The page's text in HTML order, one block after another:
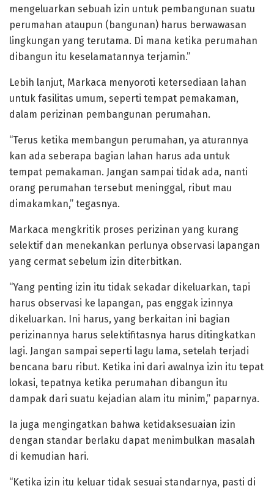
mengeluarkan sebuah izin untuk pembangunan suatu
perumahan ataupun (bangunan) harus berwawasan
lingkungan yang terutama. Di mana ketika perumahan
dibangun itu keselamatannya terjamin.”
Lebih lanjut, Markaca menyoroti ketersediaan lahan
untuk fasilitas umum, seperti tempat pemakaman,
dalam perizinan pembangunan perumahan.
“Terus ketika membangun perumahan, ya aturannya
kan ada seberapa bagian lahan harus ada untuk
tempat pemakaman. Jangan sampai tidak ada, nanti
orang perumahan tersebut meninggal, ribut mau
dimakamkan,” tegasnya.
Markaca mengkritik proses perizinan yang kurang
selektif dan menekankan perlunya observasi lapangan
yang cermat sebelum izin diterbitkan.
“Yang penting izin itu tidak sekadar dikeluarkan, tapi
harus observasi ke lapangan, pas enggak izinnya
dikeluarkan. Ini harus, yang berkaitan ini bagian
perizinannya harus selektifitasnya harus ditingkatkan
lagi. Jangan sampai seperti lagu lama, setelah terjadi
bencana baru ribut. Ketika ini dari awalnya izin itu tepat
lokasi, tepatnya ketika perumahan dibangun itu
dampak dari suatu kejadian alam itu minim,” paparnya.
Ia juga mengingatkan bahwa ketidaksesuaian izin
dengan standar berlaku dapat menimbulkan masalah
di kemudian hari.
“Ketika izin itu keluar tidak sesuai standarnya, pasti di